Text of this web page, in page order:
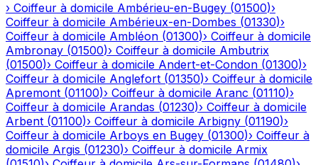
› Coiffeur à domicile Ambérieu-en-Bugey (01500)›
Coiffeur à domicile Ambérieux-en-Dombes (01330)›
Coiffeur à domicile Ambléon (01300)› Coiffeur à domicile
Ambronay (01500)› Coiffeur à domicile Ambutrix
(01500)› Coiffeur à domicile Andert-et-Condon (01300)›
Coiffeur à domicile Anglefort (01350)› Coiffeur à domicile
Apremont (01100)› Coiffeur à domicile Aranc (01110)›
Coiffeur à domicile Arandas (01230)› Coiffeur à domicile
Arbent (01100)› Coiffeur à domicile Arbigny (01190)›
Coiffeur à domicile Arboys en Bugey (01300)› Coiffeur à
domicile Argis (01230)› Coiffeur à domicile Armix